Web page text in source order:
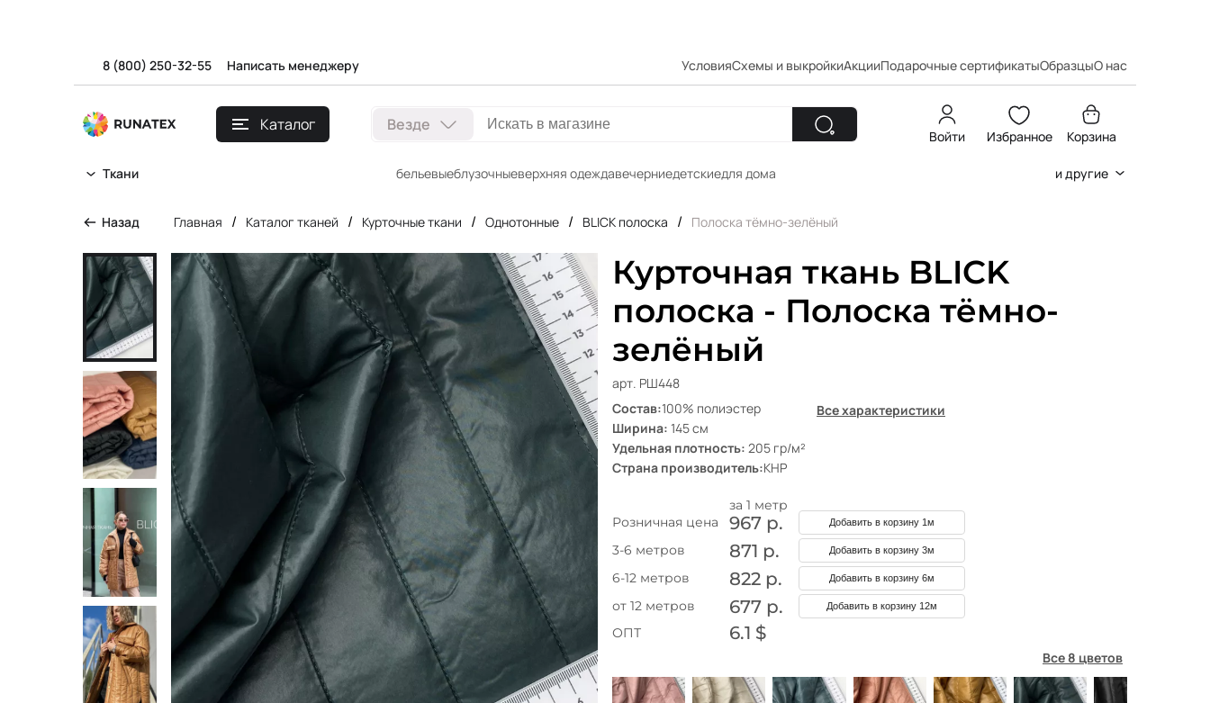
8 (800) 250-32-55 Написать менеджеру УсловияСхемы и выкройкиАкцииПодарочные сертификатыОбразцыО нас
Каталог Везде
Войти Избранное Корзина
Ткани бельевыеблузочныеверхняя одеждавечерниедетскиедля дома и другие
Назад Главная / Каталог тканей / Курточные ткани / Однотонные / BLICK полоска / Полоска тёмно-зелёный
Курточная ткань BLICK
полоска - Полоска тёмно-
зелёный
арт. РШ448
Состав:100% полиэстер
Ширина: 145 см
Удельная плотность: 205 гр/м²
Страна производитель:КНР
Все характеристики
за 1 метр
Розничная цена
967 р. Добавить в корзину 1м
3-6 метров 871 р. Добавить в корзину 3м
6-12 метров 822 р. Добавить в корзину 6м
от 12 метров 677 р. Добавить в корзину 12м
ОПТ 6.1 $
Все 8 цветов